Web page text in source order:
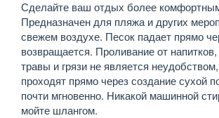
Сделайте ваш отдых более
Предназначен для пляжа и других
свежем воздухе. Песок падает прямо
возвращается. Проливание от
травы и грязи не является
проходят прямо через создание сухой
почти мгновенно. Никакой машинной
мойте шлангом.